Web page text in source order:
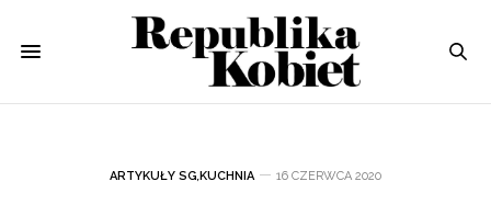
ARTYKUŁY SG,KUCHNIA 16 CZERWCA 2020